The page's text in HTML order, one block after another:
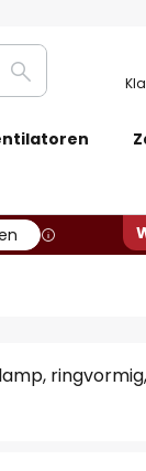
Zoeken